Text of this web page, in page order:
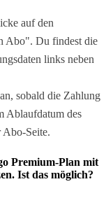
auf den
Abo". Du findest die
links neben
sobald die Zahlung
Ablaufdatum des
Seite.
Premium-Plan mit
Ist das möglich?